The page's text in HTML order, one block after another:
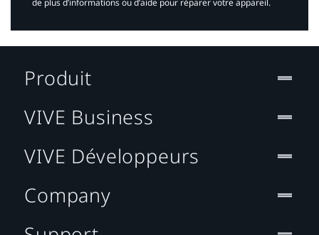
Produit
VIVE Business
VIVE Développeurs
Company